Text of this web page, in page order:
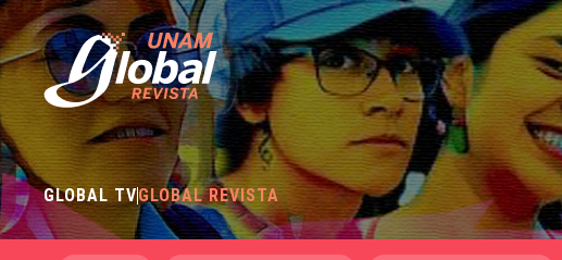
GLOBAL TVGLOBAL REVISTA